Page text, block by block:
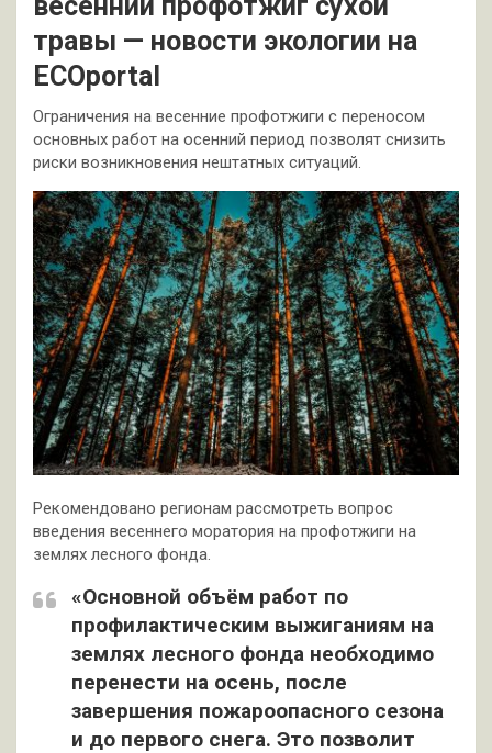
травы — новости экологии на
ECOportal
Ограничения на весенние профотжиги с переносом
основных работ на осенний период позволят снизить
риски возникновения нештатных ситуаций.
Рекомендовано регионам рассмотреть вопрос
введения весеннего моратория на профотжиги на
землях лесного фонда.
«Основной объём работ по
профилактическим выжиганиям на
землях лесного фонда необходимо
перенести на осень, после
завершения пожароопасного сезона
и до первого снега. Это позволит